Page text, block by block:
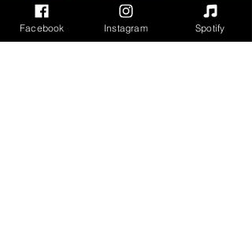
Facebook Instagram Spotify